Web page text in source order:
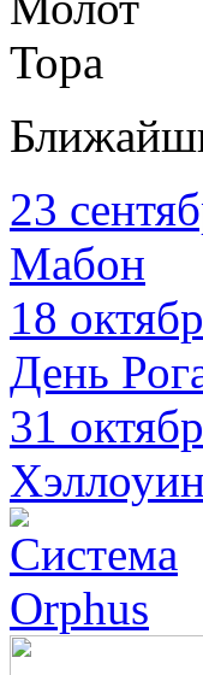
23
Мабон
18
День
31